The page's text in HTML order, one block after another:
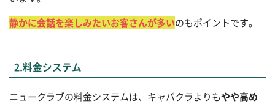
静かに会話を楽しみたいお客さんが多いのもポイントです。
2.料金システム
ニュークラブの料金システムは、キャバクラよりもやや高め